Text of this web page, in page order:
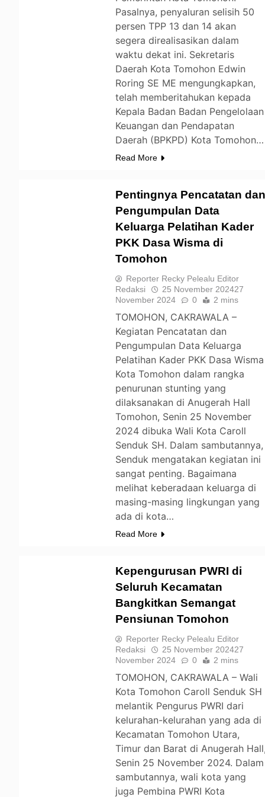
Pasalnya, penyaluran selisih 50
persen TPP 13 dan 14 akan
segera direalisasikan dalam
waktu dekat ini. Sekretaris
Daerah Kota Tomohon Edwin
Roring SE ME mengungkapkan,
telah memberitahukan kepada
Kepala Badan Badan Pengelolaan
Keuangan dan Pendapatan
Daerah (BPKPD) Kota Tomohon…
Read More
Pentingnya Pencatatan
Pengumpulan Data
Keluarga Pelatihan Kader
PKK Dasa Wisma di
Tomohon
Reporter Recky Pelealu Editor
Redaksi
25 November 202427
November 2024
0 2 mins
TOMOHON, CAKRAWALA –
Kegiatan Pencatatan dan
Pengumpulan Data Keluarga
Pelatihan Kader PKK Dasa Wisma
Kota Tomohon dalam rangka
penurunan stunting yang
dilaksanakan di Anugerah Hall
Tomohon, Senin 25 November
2024 dibuka Wali Kota Caroll
Senduk SH. Dalam sambutannya,
Senduk mengatakan kegiatan ini
sangat penting. Bagaimana
melihat keberadaan keluarga di
masing-masing lingkungan yang
ada di kota…
Read More
Kepengurusan PWRI di
Seluruh Kecamatan
Bangkitkan Semangat
Pensiunan Tomohon
Reporter Recky Pelealu Editor
Redaksi
25 November 202427
November 2024
0 2 mins
TOMOHON, CAKRAWALA – Wali
Kota Tomohon Caroll Senduk SH
melantik Pengurus PWRI dari
kelurahan-kelurahan yang ada di
Kecamatan Tomohon Utara,
Timur dan Barat di Anugerah
Senin 25 November 2024. Dalam
sambutannya, wali kota yang
juga Pembina PWRI Kota